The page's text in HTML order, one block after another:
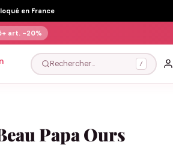
en France
art. -20%
Rechercher… /
Papa Ours